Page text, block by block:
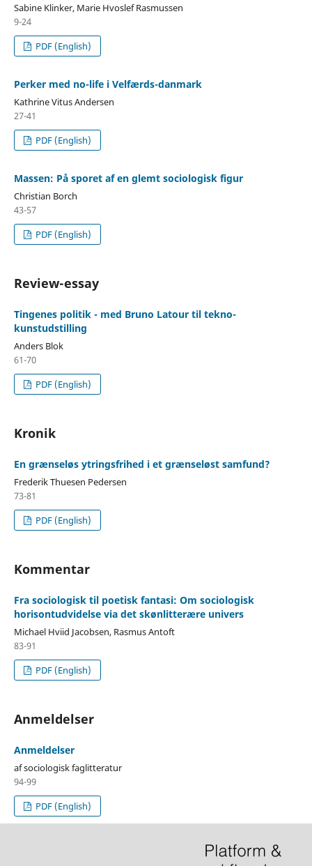
Sabine Klinker, Marie Hvoslef Rasmussen
9-24
PDF (English)
Perker med no-life i Velfærds-danmark
Kathrine Vitus Andersen
27-41
PDF (English)
Massen: På sporet af en glemt sociologisk figur
Christian Borch
43-57
PDF (English)
Review-essay
Tingenes politik - med Bruno Latour til tekno-
kunstudstilling
Anders Blok
61-70
PDF (English)
Kronik
En grænseløs ytringsfrihed i et grænseløst samfund?
Frederik Thuesen Pedersen
73-81
PDF (English)
Kommentar
Fra sociologisk til poetisk fantasi: Om sociologisk
horisontudvidelse via det skønlitterære univers
Michael Hviid Jacobsen, Rasmus Antoft
83-91
PDF (English)
Anmeldelser
Anmeldelser
af sociologisk faglitteratur
94-99
PDF (English)